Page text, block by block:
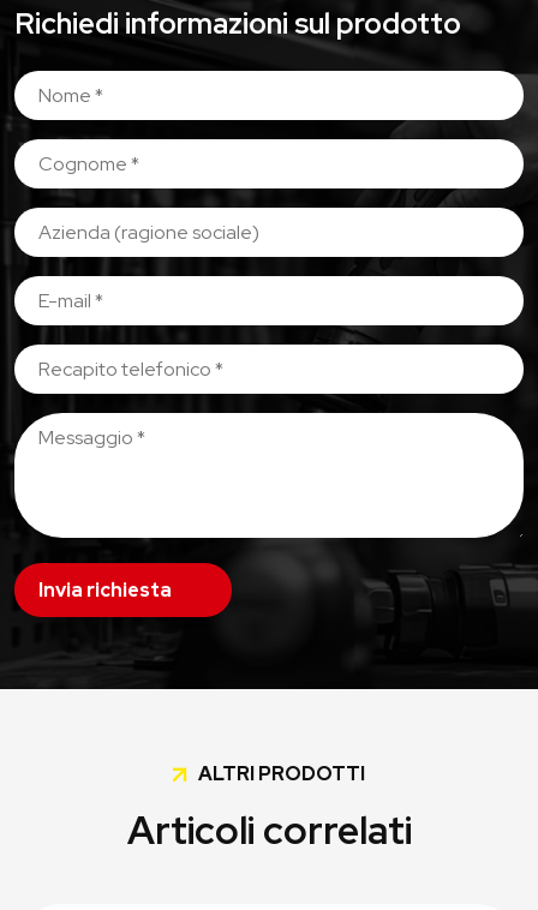
Richiedi informazioni sul prodotto
Invia richiesta
ALTRI PRODOTTI
Articoli correlati